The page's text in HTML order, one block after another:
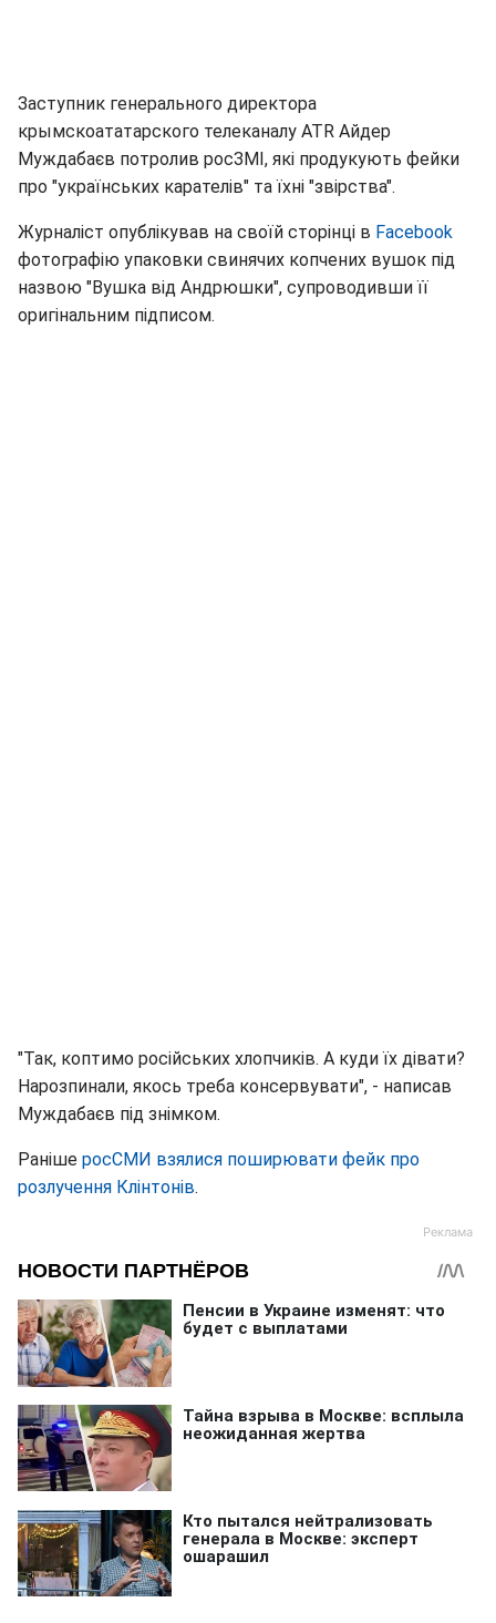
Заступник генерального директора
крымскоататарского телеканалу ATR Айдер
Муждабаєв потролив росЗМІ, які продукують фейки
про "українських карателів" та їхні "звірства".
Журналіст опублікував на своїй сторінці в Facebook
фотографію упаковки свинячих копчених вушок під
назвою "Вушка від Андрюшки", супроводивши її
оригінальним підписом.
"Так, коптимо російських хлопчиків. А куди їх дівати?
Нарозпинали, якось треба консервувати", - написав
Муждабаєв під знімком.
Раніше росСМИ взялися поширювати фейк про
розлучення Клінтонів.